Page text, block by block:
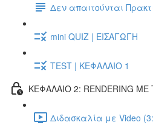
Δεν απαιτούνται
mini QUIZ | ΕΙΣΑΓΩΓΗ
TEST | ΚΕΦΑΛΑΙΟ 1
ΚΕΦΑΛΑΙΟ 2: RENDERING ΜΕ
Διδασκαλία με Video